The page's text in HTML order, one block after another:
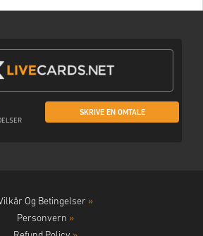
SKRIVE EN OMTALE
Og Betingelser »
Personvern »